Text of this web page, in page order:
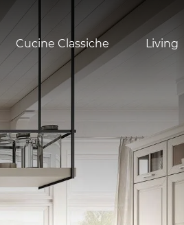
Cucine Classiche Living